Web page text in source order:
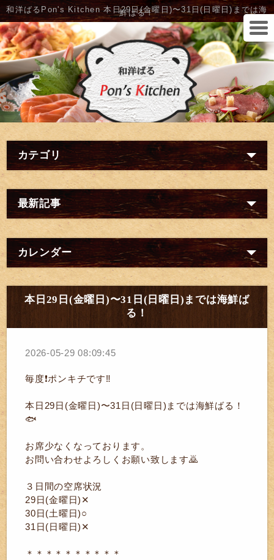
和洋ばるPon's Kitchen 本日29日(金曜日)〜31日(日曜日)までは海
鮮ばる！
カテゴリ
最新記事
カレンダー
本日29日(金曜日)〜31日(日曜日)までは海鮮ば
る！
2026-05-29 08:09:45
毎度❗ポンキチです‼️
本日29日(金曜日)〜31日(日曜日)までは海鮮ばる！
🐟️
お席少なくなっております。
お問い合わせよろしくお願い致します🙇
３日間の空席状況
29日(金曜日)✕
30日(土曜日)○
31日(日曜日)✕
＊＊＊＊＊＊＊＊＊＊